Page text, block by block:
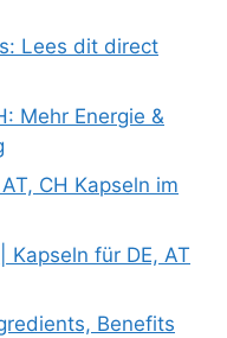
Lees dit direct
Mehr Energie &
CH Kapseln im
Kapseln für DE, AT
Benefits